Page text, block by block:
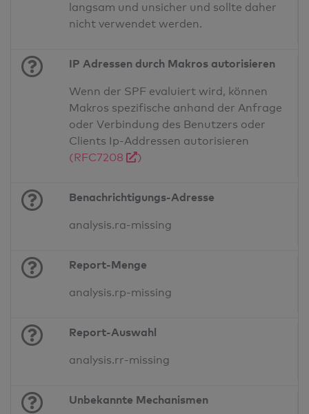
langsam und unsicher und sollte daher
nicht verwendet werden.
IP Adressen durch Makros autorisieren
Wenn der SPF evaluiert wird, können
Makros spezifische anhand der Anfrage
oder Verbindung des Benutzers oder
Clients Ip-Addressen autorisieren
(RFC7208
)
Benachrichtigungs-Adresse
analysis.ra-missing
Report-Menge
analysis.rp-missing
Report-Auswahl
analysis.rr-missing
Unbekannte Mechanismen